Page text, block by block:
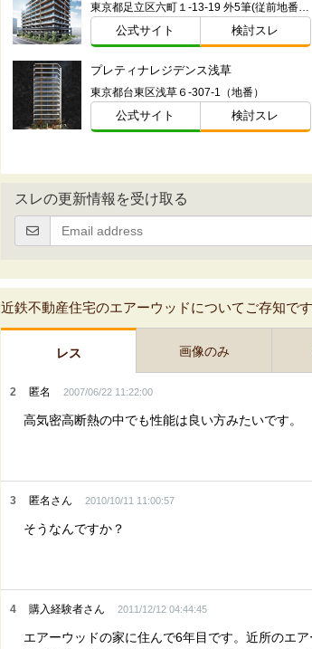
東京都足立区六町１-13-19 外5筆(従前地番)ほか
公式サイト 検討スレ
プレティナレジデンス浅草
東京都台東区浅草６-307-1（地番）
公式サイト 検討スレ
スレの更新情報を受け取る
近鉄不動産住宅のエアーウッドについてご存知で
レス 画像のみ
2 匿名 2007/06/22 11:22:00
高気密高断熱の中でも性能は良い方みたいです。
3 匿名さん 2010/10/11 11:00:57
そうなんですか？
4 購入経験者さん 2011/12/12 04:44:45
エアーウッドの家に住んで6年目です。近所のエ